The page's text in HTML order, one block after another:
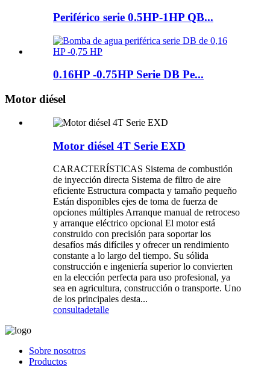
Periférico serie 0.5HP-1HP QB...
0.16HP -0.75HP Serie DB Pe...
Motor diésel
Motor diésel 4T Serie EXD
CARACTERÍSTICAS Sistema de combustión
de inyección directa Sistema de filtro de aire
eficiente Estructura compacta y tamaño pequeño
Están disponibles ejes de toma de fuerza de
opciones múltiples Arranque manual de retroceso
y arranque eléctrico opcional El motor está
construido con precisión para soportar los
desafíos más difíciles y ofrecer un rendimiento
constante a lo largo del tiempo. Su sólida
construcción e ingeniería superior lo convierten
en la elección perfecta para uso profesional, ya
sea en agricultura, construcción o transporte. Uno
de los principales desta...
consultadetalle
Sobre nosotros
Productos